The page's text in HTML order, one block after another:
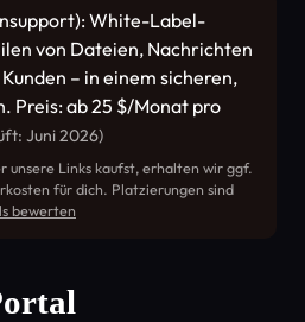
White-Label-
von Dateien, Nachrichten
– in einem sicheren,
Preis: ab 25 $/Monat pro
Juni 2026)
unsere Links kaufst, erhalten wir ggf.
für dich. Platzierungen sind
bewerten